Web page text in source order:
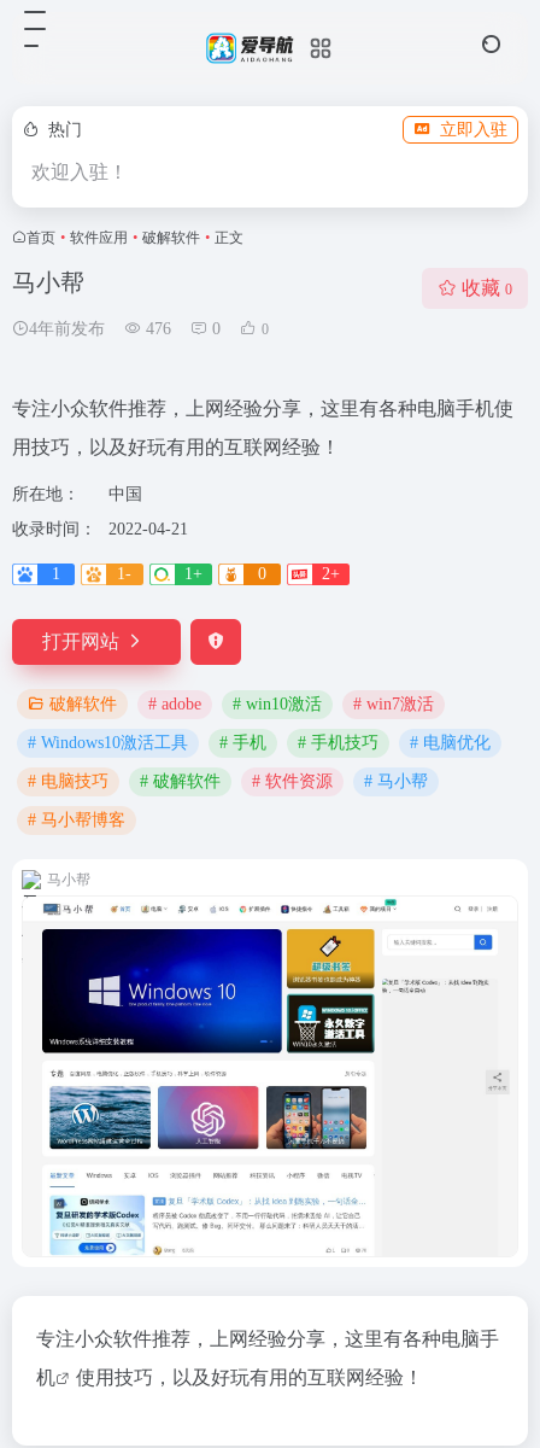
热门 立即入驻
欢迎入驻！
首页 • 软件应用 • 破解软件 • 正文
马小帮
4年前发布 476 0 0
收藏 0
专注小众软件推荐，上网经验分享，这里有各种电脑手机使
用技巧，以及好玩有用的互联网经验！
所在地：
中国
收录时间：
2022-04-21
1 1- 1+ 0 2+
打开网站
破解软件 # adobe # win10激活 # win7激活
# Windows10激活工具 # 手机 # 手机技巧 # 电脑优化
# 电脑技巧 # 破解软件 # 软件资源 # 马小帮
# 马小帮博客
马小帮
专注小众软件推荐，上网经验分享，这里有各种电脑手
机
使用技巧，以及好玩有用的互联网经验！